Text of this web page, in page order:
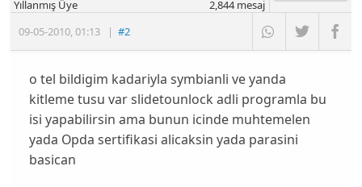
09-05-2010,01:13 |#2
Yıllanmış Üye 2,844mesaj
o tel bildigim kadariyla symbianli ve yanda
kitleme tusu var slidetounlock adli programla bu
isi yapabilirsin ama bunun icinde muhtemelen
yada Opda sertifikasi alicaksin yada parasini
basican